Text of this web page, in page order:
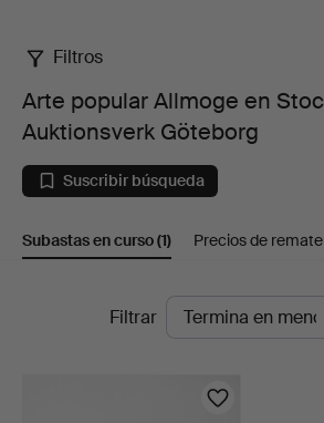
Arte
popular
Allmoge
en
Auktionsverk
Filtros
Arte popular Allmoge en
Auktionsverk Göteborg
Suscribir búsqueda
Subastas en curso(1) Precios de remate
SubastasFiltrar